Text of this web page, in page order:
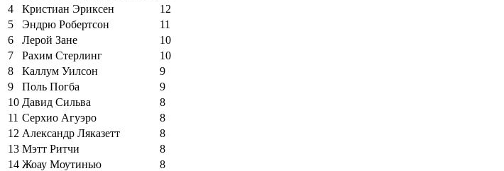
4
Кристиан Эриксен
12
5
Эндрю Робертсон
11
6
Лерой Зане
10
7
Рахим Стерлинг
10
8
Каллум Уилсон
9
9
Поль Погба
9
10 Давид Сильва
8
11 Серхио Агуэро
8
12 Александр Ляказетт
8
13 Мэтт Ритчи
8
14 Жоау Моутинью
8